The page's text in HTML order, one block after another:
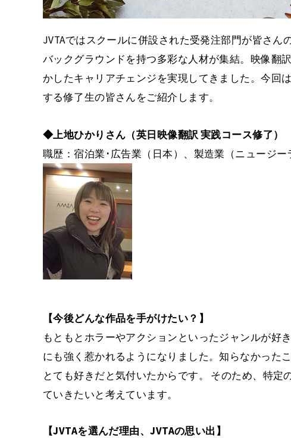
JVTAではスクールに併設された受発注部門が皆さ
バックグラウンドを持つ多彩な人材が集結。映像翻
かしたキャリアチェンジを実現してきました。今回
する修了生の皆さんをご紹介します。
◆上地ひかりさん（英日映像翻訳 実践コース修了）
職歴：宿泊業･広告業（日本）、製造業（ニュージー
【今後どんな作品を手がけたい？】
もともとホラーやアクションといったジャンルが好
にも強く惹かれるようになりました。知らなかった
とても好きだと気付いたからです。 そのため、特
ていきたいと考えています。
【JVTAを選んだ理由、JVTAの思い出】